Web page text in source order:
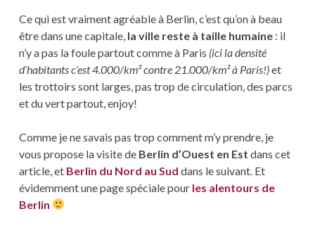
Ce qui est vraiment agréable à Berlin, c’est qu’on à beau
être dans une capitale, la ville reste à taille humaine: il
n’y a pas la foule partout comme à Paris (ici la densité
d’habitants c’est 4.000/km² contre 21.000/km² à Paris!)et
les trottoirs sont larges, pas trop de circulation, des parcs
et du vert partout, enjoy!
Comme je ne savais pas trop comment m’y prendre, je
vous propose la visite de Berlin d’Ouest en Est dans cet
article, et Berlin du Nord au Sud dans le suivant. Et
évidemment une page spéciale pour les alentours de
Berlin